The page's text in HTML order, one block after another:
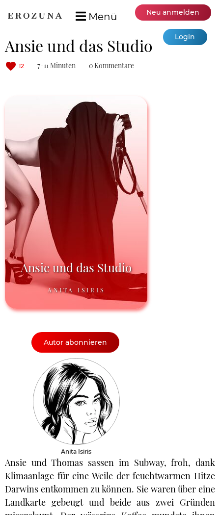
Menü Neu anmelden
Login
Ansie und das Studio
12 7-11 Minuten 0 Kommentare
Ansie und das Studio
ANITA ISIRIS
Autor abonnieren
Anita Isiris
Ansie und Thomas sassen im Subway, froh, dank
Klimaanlage für eine Weile der feuchtwarmen Hitze
Darwins entkommen zu können. Sie waren über eine
Landkarte gebeugt und beide aus zwei Gründen